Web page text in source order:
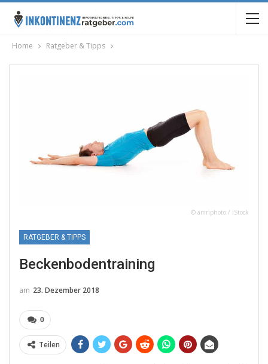
Home Ratgeber & Tipps
© amriphoto / iStock
RATGEBER & TIPPS
Beckenbodentraining
am 23. Dezember 2018
0
Teilen